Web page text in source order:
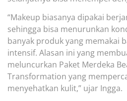
“Makeup biasanya dipakai
sehingga bisa menurunkan
banyak produk yang memakai
intensif. Alasan ini yang
meluncurkan Paket Merdeka
Transformation yang
menyehatkan kulit,” ujar Ingga.